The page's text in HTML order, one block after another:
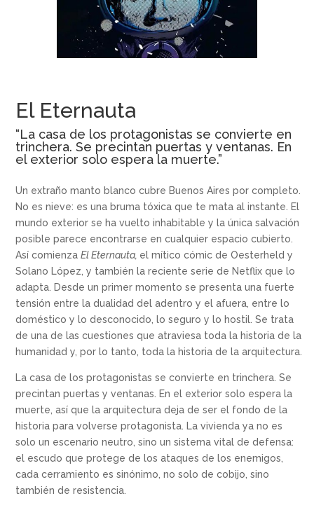
El Eternauta
“La casa de los protagonistas se convierte en
trinchera. Se precintan puertas y ventanas. En
el exterior solo espera la muerte.”
Un extraño manto blanco cubre Buenos Aires por completo.
No es nieve: es una bruma tóxica que te mata al instante. El
mundo exterior se ha vuelto inhabitable y la única salvación
posible parece encontrarse en cualquier espacio cubierto.
Así comienza El Eternauta, el mítico cómic de Oesterheld y
Solano López, y también la reciente serie de Netflix que lo
adapta. Desde un primer momento se presenta una fuerte
tensión entre la dualidad del adentro y el afuera, entre lo
doméstico y lo desconocido, lo seguro y lo hostil. Se trata
de una de las cuestiones que atraviesa toda la historia de la
humanidad y, por lo tanto, toda la historia de la arquitectura.
La casa de los protagonistas se convierte en trinchera. Se
precintan puertas y ventanas. En el exterior solo espera la
muerte, así que la arquitectura deja de ser el fondo de la
historia para volverse protagonista. La vivienda ya no es
solo un escenario neutro, sino un sistema vital de defensa:
el escudo que protege de los ataques de los enemigos,
cada cerramiento es sinónimo, no solo de cobijo, sino
también de resistencia.